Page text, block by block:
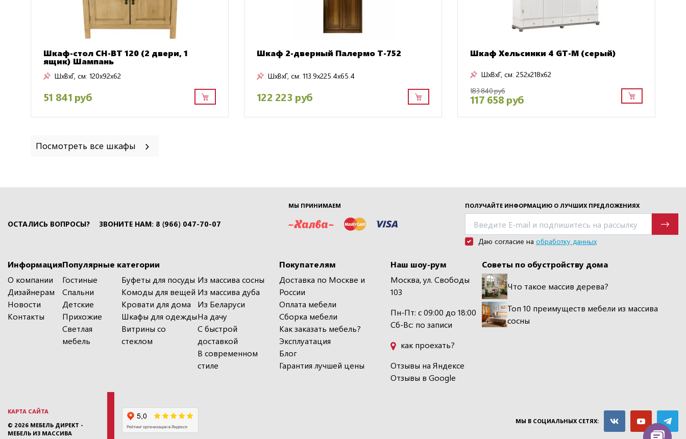
Шкаф-стол CH-BT 120 (2 двери, 1
ящик) Шампань
ШxВxГ, см: 120x92x62
51 841 руб
Шкаф 2-дверный Палермо Т-752
ШxВxГ, см: 113.9x225.4x65.4
122 223 руб
Шкаф Хельсинки 4 GT-М (серый)
ШxВxГ, см: 252x218x62
183 840 руб
117 658 руб
Посмотреть все шкафы
ОСТАЛИСЬ ВОПРОСЫ? ЗВОНИТЕ НАМ: 8 (966) 047-70-07
ПОЛУЧАЙТЕ ИНФОРМАЦИЮ О ЛУЧШИХ ПРЕДЛОЖЕНИЯХ
Даю согласие наобработку данных
МЫ ПРИНИМАЕМ
Информация
О компании
Дизайнерам
Новости
Контакты
Популярные категории
Гостиные
Спальни
Детские
Прихожие
Светлая
мебель
Буфеты для посуды
Комоды для вещей
Кровати для дома
Шкафы для одежды
Витрины со
стеклом
Из массива сосны
Из массива дуба
Из Беларуси
На дачу
С быстрой
доставкой
В современном
стиле
Покупателям
Доставка по Москве и
России
Оплата мебели
Сборка мебели
Как заказать мебель?
Эксплуатация
Блог
Гарантия лучшей цены
Наш шоу-рум
Москва, ул. Свободы
103
Пн-Пт: с 09:00 до 18:00
Сб-Вс: по записи
как проехать?
Отзывы на Яндексе
Отзывы в Google
Советы по обустройству дома
Что такое массив дерева?
Топ 10 преимуществ мебели из массива
сосны
КАРТА САЙТА
© 2026 МЕБЕЛЬ ДИРЕКТ -
МЕБЕЛЬ ИЗ МАССИВА
МЫ В СОЦИАЛЬНЫХ СЕТЯХ: